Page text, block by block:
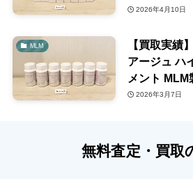
2026年4月10日
MLM
【買取実績
アージュ ハ
メント MLM
2026年3月7日
無料査定・買取